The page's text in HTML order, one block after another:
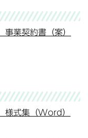
業契約書（案）
様式集（Word）